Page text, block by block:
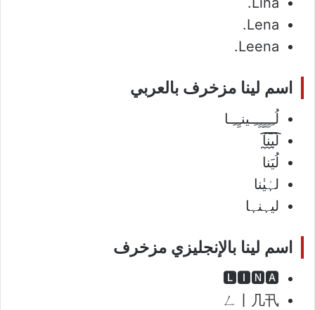
Lena.
Leena.
اسم لينا مزخرف بالعربي
لُـِـِِـِِِـِِـِـينـِِـِـا
ل̯͡ي̯͡ن̯͡ا
لُيَنا
لہٰيٰنا
ليہنہا
اسم لينا بالإنجليزي مزخرف
🅻🅸🅽🅰
ㄥ丨几卂